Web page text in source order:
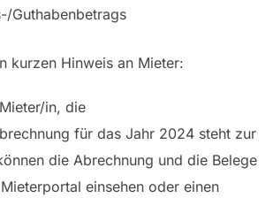
Guthabenbetrags
kurzen Hinweis an Mieter:
in, die
für das Jahr 2024 steht zur
die Abrechnung und die Belege
einsehen oder einen